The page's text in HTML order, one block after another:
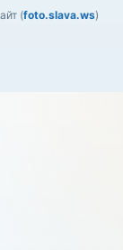
(foto.slava.ws)